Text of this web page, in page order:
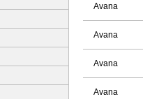
Avana
Avana
Avana
Avana